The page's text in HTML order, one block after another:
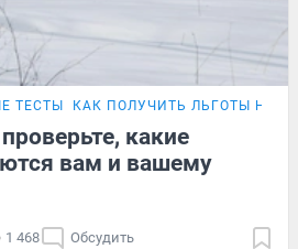
ТЕСТЫ КАК ПОЛУЧИТЬ ЛЬГОТЫ НА
какие
вам и вашему
1 468 Обсудить